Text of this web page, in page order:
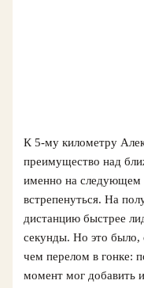
К 5-му километру
преимущество над
именно на следующем
встрепенуться. На
дистанцию быстрее
секунды. Но это было,
чем перелом в гонке:
момент мог добавить